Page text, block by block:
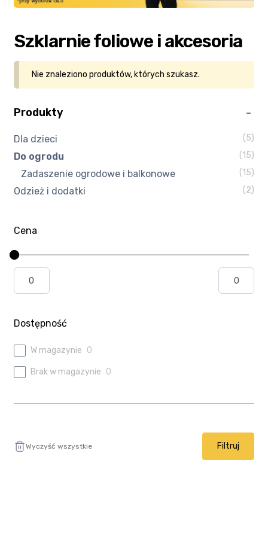
Moje konto
Program partnerski
Ulubione
Szklarnie foliowe i akcesoria
Nie znaleziono produktów, których szukasz.
Produkty
Dla dzieci (5)
Do ogrodu (15)
Zadaszenie ogrodowe i balkonowe (15)
Odzież i dodatki (2)
Cena
Dostępność
W magazynie 0
Brak w magazynie 0
Filtruj
Wyczyść wszystkie